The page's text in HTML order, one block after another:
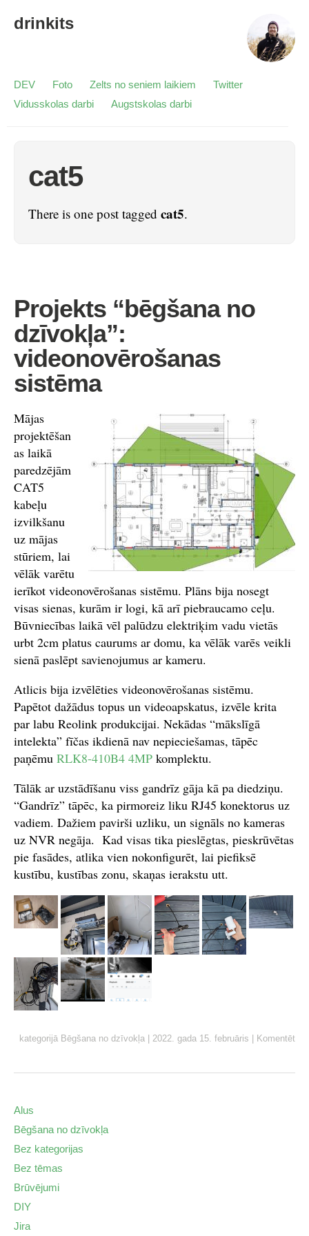
drinkits
DEV Foto Zelts no seniem laikiem
Twitter
Vidusskolas darbi
Augstskolas darbi
cat5
There is one post tagged cat5.
Projekts “bēgšana no
dzīvokļa”:
videonovērošanas
sistēma
Mājas
projektēšan
as laikā
paredzējām
CAT5
kabeļu
izvilkšanu
uz mājas
stūriem, lai
vēlāk varētu
ierīkot videonovērošanas sistēmu. Plāns bija nosegt
visas sienas, kurām ir logi, kā arī piebraucamo ceļu.
Būvniecības laikā vēl palūdzu elektriķim vadu vietās
urbt 2cm platus caurums ar domu, ka vēlāk varēs veikli
sienā paslēpt savienojumus ar kameru.
Atlicis bija izvēlēties videonovērošanas sistēmu.
Papētot dažādus topus un videoapskatus, izvēle krita
par labu Reolink produkcijai. Nekādas “mākslīgā
intelekta” fīčas ikdienā nav nepieciešamas, tāpēc
paņēmu RLK8-410B4 4MP komplektu.
Tālāk ar uzstādīšanu viss gandrīz gāja kā pa diedziņu.
“Gandrīz” tāpēc, ka pirmoreiz liku RJ45 konektorus uz
vadiem. Dažiem pavirši uzliku, un signāls no kameras
uz NVR negāja. Kad visas tika pieslēgtas, pieskrūvētas
pie fasādes, atlika vien nokonfigurēt, lai piefiksē
kustību, kustības zonu, skaņas ierakstu utt.
kategorijā Bēgšana no dzīvokļa 2022. gada 15. februāris Komentēt
Alus
Bēgšana no dzīvokļa
Bez kategorijas
Bez tēmas
Brūvējumi
DIY
Jira